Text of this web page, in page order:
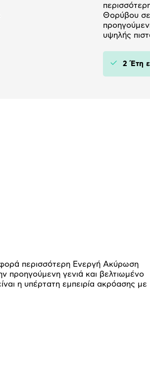
Θορύβου σε
υψηλής
2 Έτη
περισσότερη Ενεργή Ακύρωση
προηγούμενη γενιά και βελτιωμένο
η υπέρτατη εμπειρία ακρόασης με